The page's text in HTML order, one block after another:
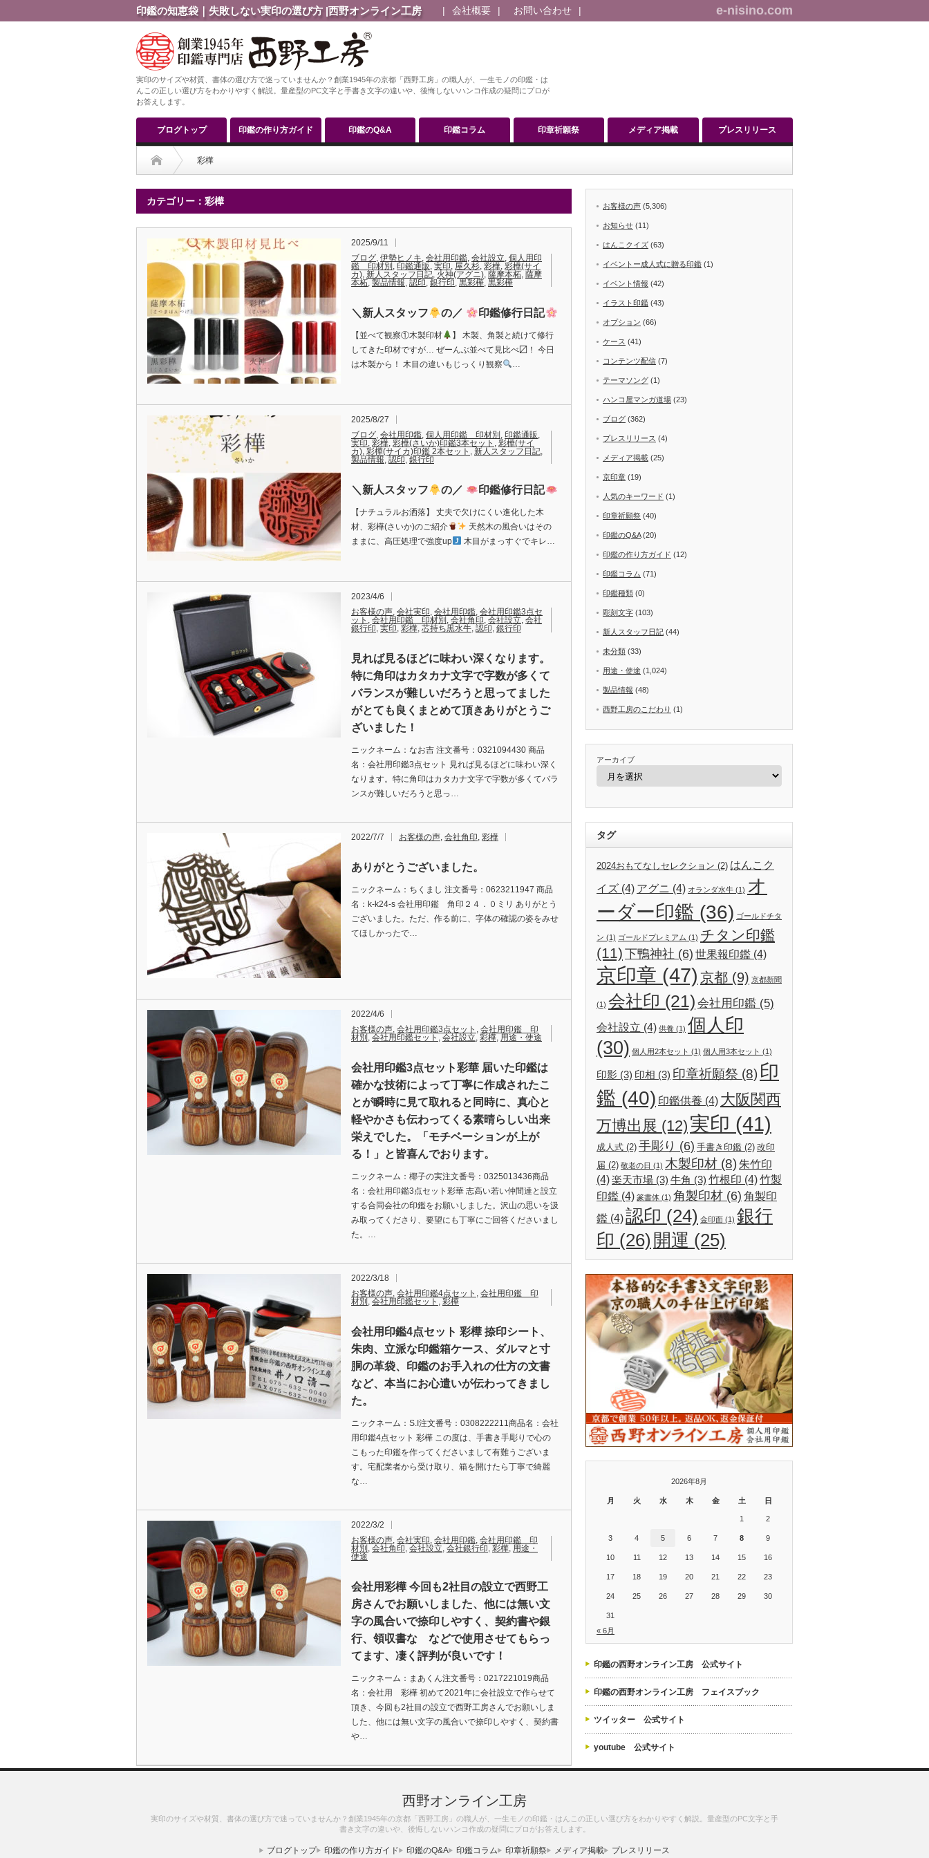
印鑑の知恵袋｜失敗しない実印の選び方 |西野オンライン工房 会社概要 お問い合わせ e-nisino.com
実印のサイズや材質、書体の選び方で迷っていませんか？創業1945年の京都「西野工房」の職人が、一生モノの印鑑・は
んこの正しい選び方をわかりやすく解説。量産型のPC文字と手書き文字の違いや、後悔しないハンコ作成の疑問にプロが
お答えします。
ブログトップ 印鑑の作り方ガイド 印鑑のQ&A 印鑑コラム 印章祈願祭 メディア掲載 プレスリリース
彩樺
カテゴリー：彩樺
2025/9/11
ブログ, 伊勢ヒノキ, 会社用印鑑, 会社設立, 個人用印
鑑 印材別 , 印鑑通販 , 実印, 屋久杉, 彩樺, 彩樺(サイ
カ), 新人スタッフ日記, 火神(アグニ), 薩摩本柘, 薩摩
本柘, 製品情報, 認印, 銀行印, 黒彩樺, 黒彩樺
＼新人スタッフ の／ 印鑑修行日記
【並べて観察①木製印材
】 木製、角製と続けて修行
してきた印材ですが… ぜーんぶ並べて見比べ〼！ 今日
は木製から！ 木目の違いもじっくり観察
…
2025/8/27
ブログ, 会社用印鑑, 個人用印鑑 印材別 , 印鑑通販 ,
実印, 彩樺, 彩樺(さいか)印鑑3本セット , 彩樺(サイ
カ), 彩樺(サイカ)印鑑 2本セット , 新人スタッフ日記,
製品情報, 認印, 銀行印
＼新人スタッフ の／ 印鑑修行日記
【ナチュラルお洒落】 丈夫で欠けにくい進化した木
材、彩樺(さいか)のご紹介
天然木の風合いはその
ままに、高圧処理で強度up
木目がまっすぐでキレ…
2023/4/6
お客様の声, 会社実印, 会社用印鑑, 会社用印鑑3点セ
ット , 会社用印鑑 印材別 , 会社角印, 会社設立, 会社
銀行印, 実印, 彩樺, 芯持ち黒水牛, 認印, 銀行印
見れば見るほどに味わい深くなります。
特に角印はカタカナ文字で字数が多くて
バランスが難しいだろうと思ってました
がとても良くまとめて頂きありがとうご
ざいました！
ニックネーム：なお吉 注文番号：0321094430 商品
名：会社用印鑑3点セット 見れば見るほどに味わい深く
なります。特に角印はカタカナ文字で字数が多くてバラ
ンスが難しいだろうと思っ…
2022/7/7 お客様の声, 会社角印, 彩樺
ありがとうございました。
ニックネーム：ちくまし 注文番号：0623211947 商品
名：k-k24-s 会社用印鑑 角印２４．０ミリ ありがとう
ございました。ただ、作る前に、字体の確認の姿をみせ
てほしかったで…
2022/4/6
お客様の声, 会社用印鑑3点セット , 会社用印鑑 印
材別 , 会社用印鑑セット , 会社設立, 彩樺, 用途・使途
会社用印鑑3点セット彩華 届いた印鑑は
確かな技術によって丁寧に作成されたこ
とが瞬時に見て取れると同時に、真心と
軽やかさも伝わってくる素晴らしい出来
栄えでした。「モチベーションが上が
る！」と皆喜んでおります。
ニックネーム：椰子の実注文番号：0325013436商品
名：会社用印鑑3点セット彩華 志高い若い仲間達と設立
する合同会社の印鑑をお願いしました。沢山の思いを汲
み取ってくださり、要望にも丁寧にご回答くださいまし
た。…
2022/3/18
お客様の声, 会社用印鑑4点セット , 会社用印鑑 印
材別 , 会社用印鑑セット , 彩樺
会社用印鑑4点セット 彩樺 捺印シート、
朱肉、立派な印鑑箱ケース、ダルマと寸
胴の革袋、印鑑のお手入れの仕方の文書
など、本当にお心遣いが伝わってきまし
た。
ニックネーム：S.I注文番号：0308222211商品名：会社
用印鑑4点セット 彩樺 この度は、手書き手彫りで心の
こもった印鑑を作ってくださいまして有難うございま
す。宅配業者から受け取り、箱を開けたら丁寧で綺麗
な…
2022/3/2
お客様の声, 会社実印, 会社用印鑑, 会社用印鑑 印
材別 , 会社角印, 会社設立, 会社銀行印, 彩樺, 用途・
使途
会社用彩樺 今回も2社目の設立で西野工
房さんでお願いしました、他には無い文
字の風合いで捺印しやすく、契約書や銀
行、領収書な などで使用させてもらっ
てます、凄く評判が良いです！
ニックネーム：まあくん注文番号：0217221019商品
名：会社用 彩樺 初めて2021年に会社設立で作らせて
頂き、今回も2社目の設立で西野工房さんでお願いしま
した、他には無い文字の風合いで捺印しやすく、契約書
や…
お客様の声 (5,306)
お知らせ (11)
はんこクイズ (63)
イベントー成人式に贈る印鑑 (1)
イベント情報 (42)
イラスト印鑑 (43)
オプション (66)
ケース (41)
コンテンツ配信 (7)
テーマソング (1)
ハンコ屋マンガ道場 (23)
ブログ (362)
プレスリリース (4)
メディア掲載 (25)
京印章 (19)
人気のキーワード (1)
印章祈願祭 (40)
印鑑のQ&A(20)
印鑑の作り方ガイド (12)
印鑑コラム (71)
印鑑種類 (0)
彫刻文字 (103)
新人スタッフ日記 (44)
未分類 (33)
用途・使途 (1,024)
製品情報 (48)
西野工房のこだわり (1)
アーカイブ
タグ
2024おもてなしセレクション (2) はんこク
イズ (4) アグニ (4) オランダ水牛 (1) オ
ーダー印鑑 (36) ゴールドチタ
ン (1) ゴールドプレミアム (1) チタン印鑑
(11) 下鴨神社 (6) 世果報印鑑 (4)
京印章 (47) 京都 (9) 京都新聞
(1) 会社印 (21) 会社用印鑑 (5)
会社設立 (4) 供養 (1) 個人印
(30) 個人用2本セット (1) 個人用3本セット (1)
印影 (3) 印相 (3) 印章祈願祭 (8) 印
鑑 (40) 印鑑供養 (4) 大阪関西
万博出展 (12) 実印 (41)
成人式 (2) 手彫り (6) 手書き印鑑 (2) 改印
届 (2) 敬老の日 (1) 木製印材 (8)朱竹印
(4)楽天市場 (3) 牛角 (3) 竹根印 (4)竹製
印鑑 (4) 篆書体 (1) 角製印材 (6) 角製印
鑑 (4)認印 (24) 金印面 (1) 銀行
印 (26) 開運 (25)
2026年8月
月 火 水 木 金 土 日
1 2
3 4 5 6 7 8 9
10 11 12 13 14 15 16
17 18 19 20 21 22 23
24 25 26 27 28 29 30
31
« 6月
印鑑の西野オンライン工房 公式サイト
印鑑の西野オンライン工房 フェイスブック
ツイッター 公式サイト
youtube 公式サイト
西野オンライン工房
実印のサイズや材質、書体の選び方で迷っていませんか？創業1945年の京都「西野工房」の職人が、一生モノの印鑑・はんこの正しい選び方をわかりやすく解説。量産型のPC文字と手
書き文字の違いや、後悔しないハンコ作成の疑問にプロがお答えします。
ブログトップ 印鑑の作り方ガイド 印鑑のQ&A 印鑑コラム 印章祈願祭 メディア掲載 プレスリリース